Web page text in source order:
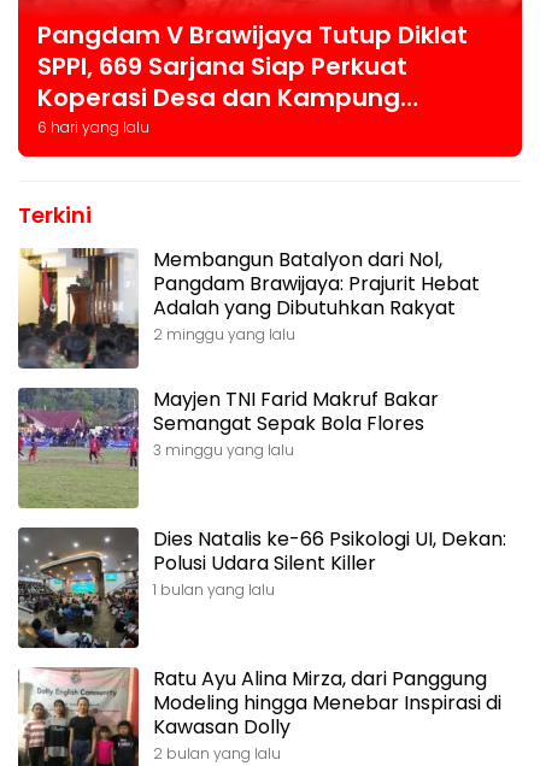
Pangdam V Brawijaya Tutup Diklat
SPPI, 669 Sarjana Siap Perkuat
Koperasi Desa dan Kampung
Nelayan
6 hari yang lalu
Terkini
Membangun Batalyon dari Nol,
Pangdam Brawijaya: Prajurit Hebat
Adalah yang Dibutuhkan Rakyat
2 minggu yang lalu
Mayjen TNI Farid Makruf Bakar
Semangat Sepak Bola Flores
3 minggu yang lalu
Dies Natalis ke-66 Psikologi UI, Dekan:
Polusi Udara Silent Killer
1 bulan yang lalu
Ratu Ayu Alina Mirza, dari Panggung
Modeling hingga Menebar Inspirasi di
Kawasan Dolly
2 bulan yang lalu